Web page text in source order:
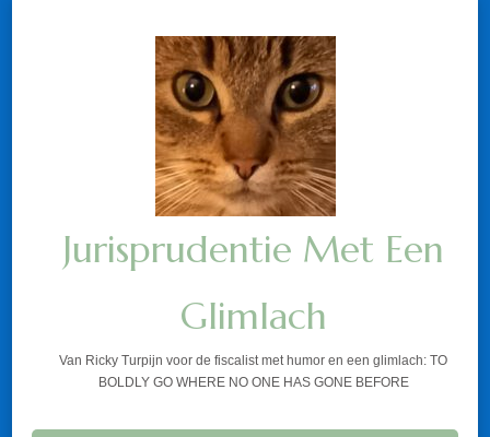
Jurisprudentie Met Een
Glimlach
Van Ricky Turpijn voor de fiscalist met humor en een glimlach: TO
BOLDLY GO WHERE NO ONE HAS GONE BEFORE